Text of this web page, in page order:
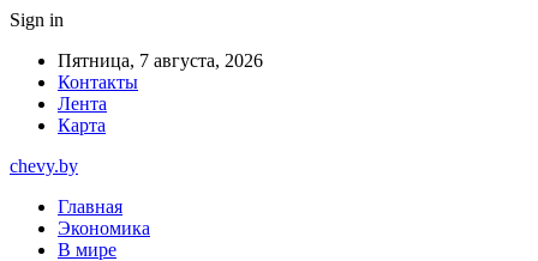
Sign in
Пятница, 7 августа, 2026
Контакты
Лента
Карта
chevy.by
Главная
Экономика
В мире